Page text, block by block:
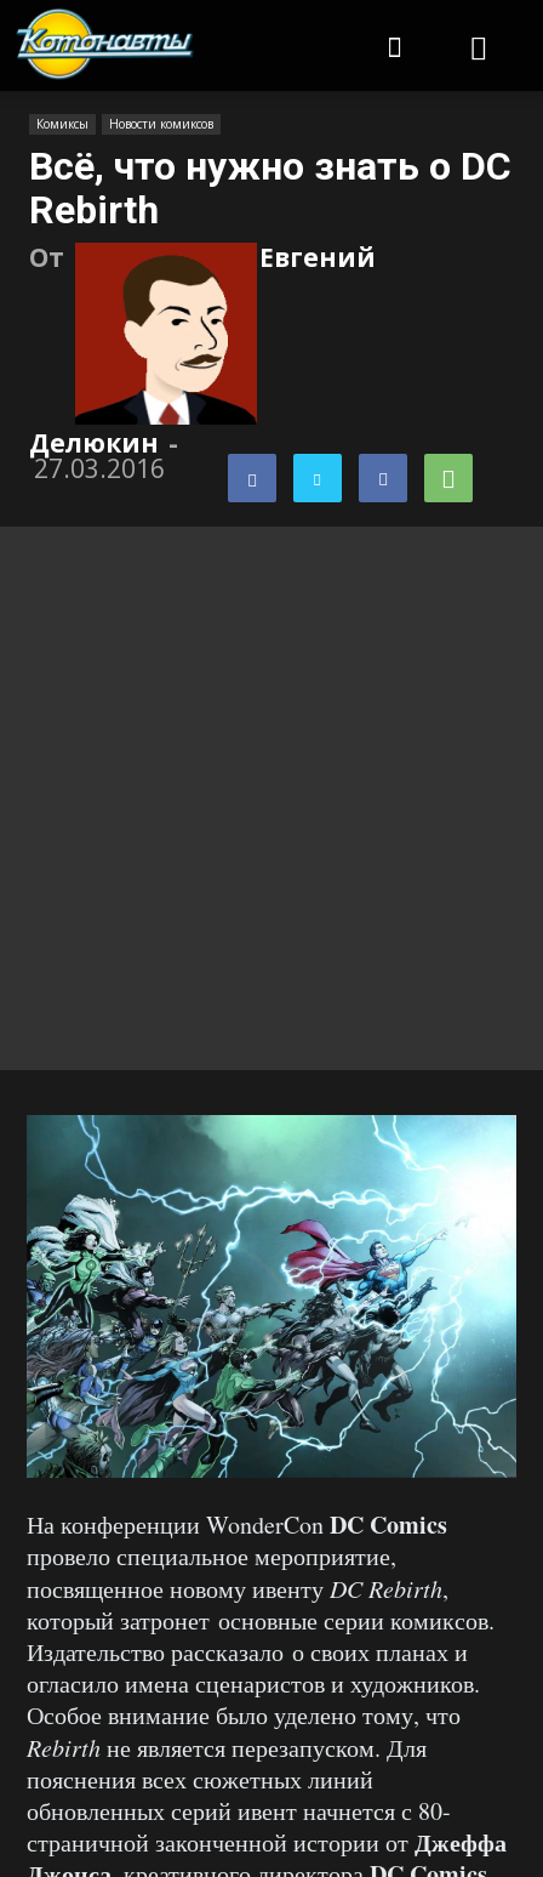
Комиксы Новости комиксов
Всё, что нужно знать о DC
Rebirth
От Евгений
Делюкин -
27.03.2016
На конференции WonderConDC Comics
провело специальное мероприятие,
посвященное новому ивенту DC Rebirth,
который затронет основные серии комиксов.
Издательство рассказало о своих планах и
огласило имена сценаристов и художников.
Особое внимание было уделено тому, что
Rebirthне является перезапуском. Для
пояснения всех сюжетных линий
обновленных серий ивент начнется с 80-
страничной законченной истории отДжеффа